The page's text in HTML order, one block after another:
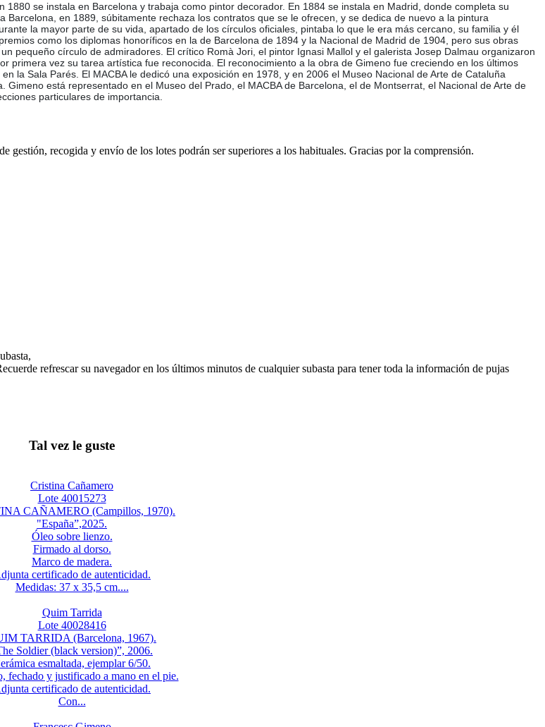
se instala en Barcelona y trabaja como pintor decorador. En 1884 se instala en Madrid, donde completa su
en 1889, súbitamente rechaza los contratos que se le ofrecen, y se dedica de nuevo a la pintura
la mayor parte de su vida, apartado de los círculos oficiales, pintaba lo que le era más cercano, su familia y él
como los diplomas honoríficos en la de Barcelona de 1894 y la Nacional de Madrid de 1904, pero sus obras
pequeño círculo de admiradores. El crítico Romà Jori, el pintor Ignasi Mallol y el galerista Josep Dalmau organizaron
primera vez su tarea artística fue reconocida. El reconocimiento a la obra de Gimeno fue creciendo en los últimos
la Sala Parés. El MACBA le dedicó una exposición en 1978, y en 2006 el Museo Nacional de Arte de Cataluña
está representado en el Museo del Prado, el MACBA de Barcelona, el de Montserrat, el Nacional de Arte de
particulares de importancia.
gestión, recogida y envío de los lotes podrán ser superiores a los habituales. Gracias por la comprensión.
refrescar su navegador en los últimos minutos de cualquier subasta para tener toda la información de pujas
Tal vez le guste
Cristina Cañamero
Lote 40015273
CAÑAMERO (Campillos, 1970).
"España”,2025.
Óleo sobre lienzo.
Firmado al dorso.
Marco de madera.
certificado de autenticidad.
Medidas: 37 x 35,5 cm....
Quim Tarrida
Lote 40028416
TARRIDA (Barcelona, 1967).
Soldier (black version)”, 2006.
esmaltada, ejemplar 6/50.
fechado y justificado a mano en el pie.
certificado de autenticidad.
Con...